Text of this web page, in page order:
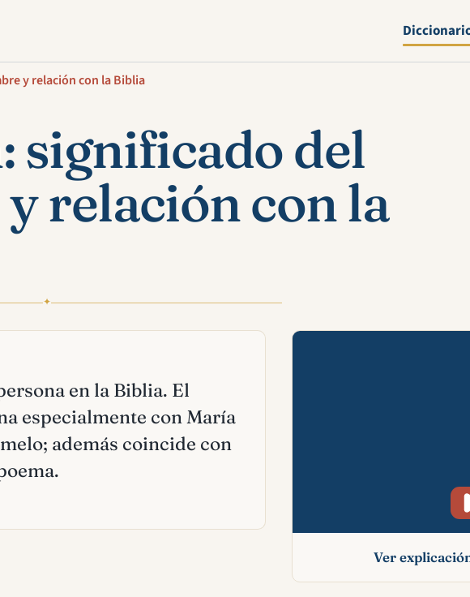
y relación con la Biblia
significado del
relación con la
✦
en la Biblia. El
especialmente con María
además coincide con
Mira esta
Ver